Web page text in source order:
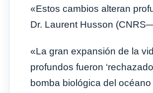
«Estos cambios alteran
Dr. Laurent Husson
«La gran expansión de la
profundos fueron
bomba biológica del